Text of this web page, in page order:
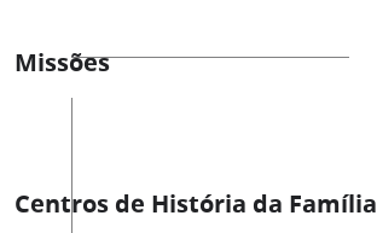
Missões
Centros de História da Família